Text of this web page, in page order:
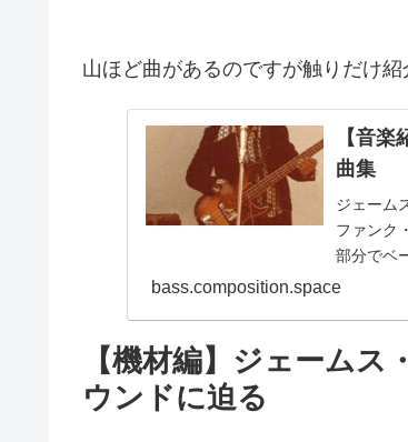
山ほど曲があるのですが触りだけ紹
【音
曲集
ジェーム
ファンク
部分でベ
bass.composition.space
【機材編】ジェーム
ウンドに迫る